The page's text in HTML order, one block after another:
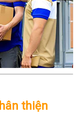
thiện